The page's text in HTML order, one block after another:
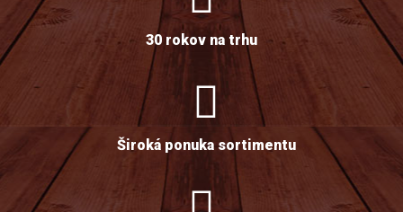
30 rokov na trhu
Široká ponuka sortimentu